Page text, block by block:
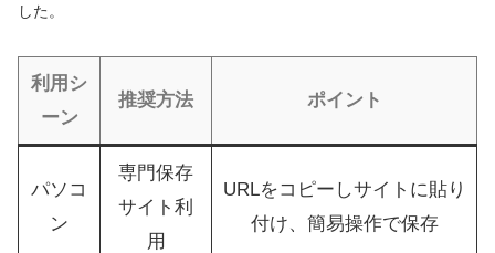
した。
利用シ
ーン
推奨方法 ポイント
パソコ
ン
専門保存
サイト利
用
URLをコピーしサイトに貼り
付け、簡易操作で保存